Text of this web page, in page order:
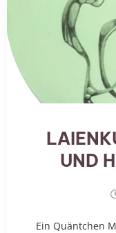
UND
Ein Quäntchen